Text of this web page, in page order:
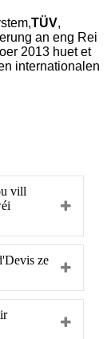
TÜV,
an eng Rei
2013 huet et
internationalen
vill
ze